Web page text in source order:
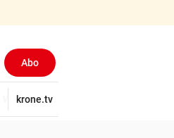
Abo
Wirtschaft
krone.tv